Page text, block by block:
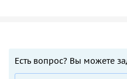
Есть вопрос? Вы можете